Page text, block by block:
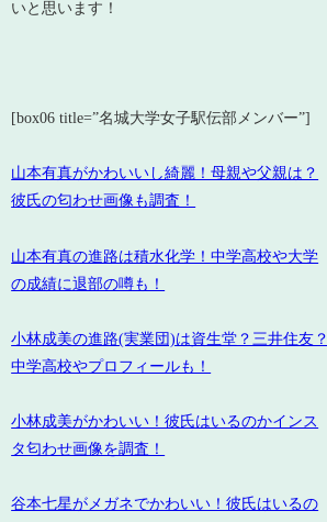
いと思います！
[box06 title=”名城大学女子駅伝部メンバー”]
山本有真がかわいいし綺麗！母親や父親は？
彼氏の匂わせ画像も調査！
山本有真の進路は積水化学！中学高校や大学
の成績に退部の噂も！
小林成美の進路(実業団)は資生堂？三井住友？
中学高校やプロフィールも！
小林成美がかわいい！彼氏はいるのかインス
タ匂わせ画像を調査！
谷本七星がメガネでかわいい！彼氏はいるの